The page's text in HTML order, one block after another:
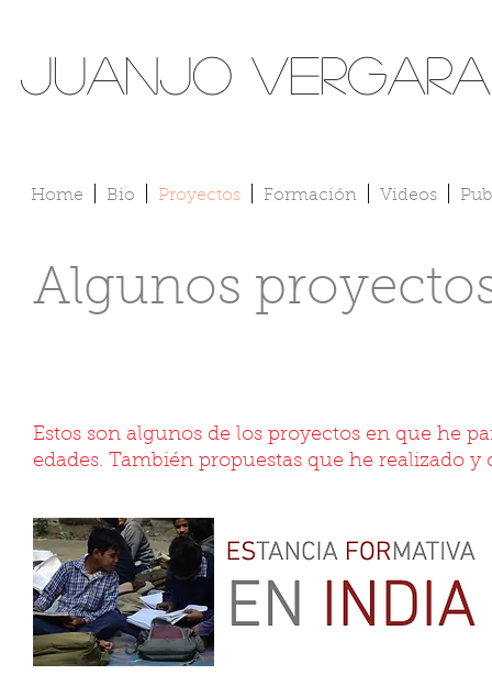
Juanjo Vergara
Home Bio Proyectos Formación Videos
Algunos
Estos son algunos de los proyectos en que he
edades. También propuestas que he realizado